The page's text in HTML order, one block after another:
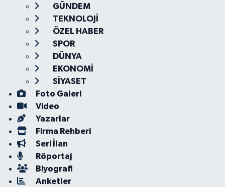
GÜNDEM
TEKNOLOJİ
ÖZEL HABER
SPOR
DÜNYA
EKONOMİ
SİYASET
Foto Galeri
Video
Yazarlar
Firma Rehberi
Seri İlan
Röportaj
Biyografi
Anketler